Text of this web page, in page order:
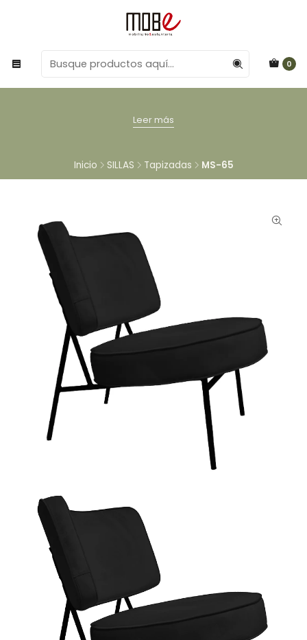
0
Leer más
Inicio SILLAS Tapizadas MS-65